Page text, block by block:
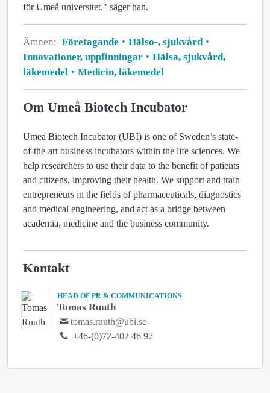
för Umeå universitet," säger han.
Ämnen: Företagande
Hälso-, sjukvård
Innovationer, uppfinningar
Hälsa, sjukvård,
läkemedel
Medicin, läkemedel
Om Umeå Biotech Incubator
Umeå Biotech Incubator (UBI) is one of Sweden’s state-
of-the-art business incubators within the life sciences. We
help researchers to use their data to the benefit of patients
and citizens, improving their health. We support and train
entrepreneurs in the fields of pharmaceuticals, diagnostics
and medical engineering, and act as a bridge between
academia, medicine and the business community.
Kontakt
HEAD OF PR & COMMUNICATIONS
Tomas Ruuth
tomas.ruuth@ubi.se
+46-(0)72-402 46 97